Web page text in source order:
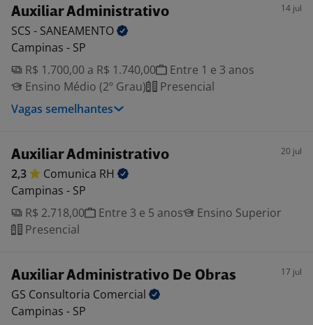
Auxiliar Administrativo 14 jul
SCS - SANEAMENTO
Campinas - SP
R$ 1.700,00 a R$ 1.740,00
Entre 1 e 3 anos
Ensino Médio (2º Grau)
Presencial
Vagas semelhantes
Auxiliar Administrativo 20 jul
2,3 Comunica RH
Campinas - SP
R$ 2.718,00
Entre 3 e 5 anos
Ensino Superior
Presencial
Auxiliar Administrativo De Obras 17 jul
GS Consultoria Comercial
Campinas - SP